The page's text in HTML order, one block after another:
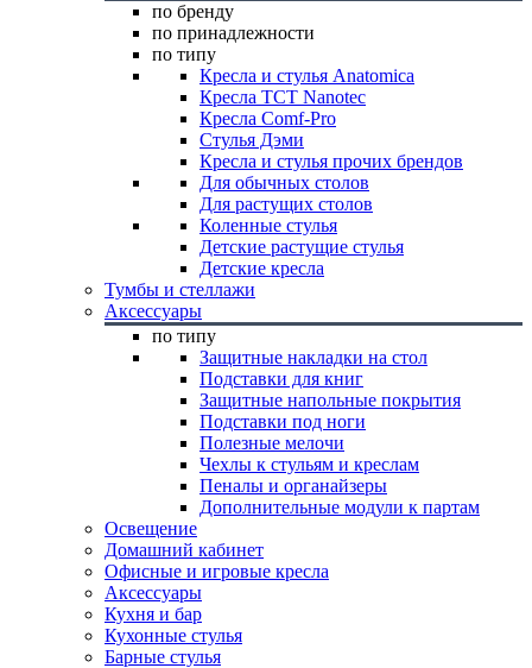
по бренду
по принадлежности
по типу
Кресла и стулья Anatomica
Кресла TCT Nanotec
Кресла Comf-Pro
Стулья Дэми
Кресла и стулья прочих брендов
Для обычных столов
Для растущих столов
Коленные стулья
Детские растущие стулья
Детские кресла
Тумбы и стеллажи
Аксессуары
по типу
Защитные накладки на стол
Подставки для книг
Защитные напольные покрытия
Подставки под ноги
Полезные мелочи
Чехлы к стульям и креслам
Пеналы и органайзеры
Дополнительные модули к партам
Освещение
Домашний кабинет
Офисные и игровые кресла
Аксессуары
Кухня и бар
Кухонные стулья
Барные стулья